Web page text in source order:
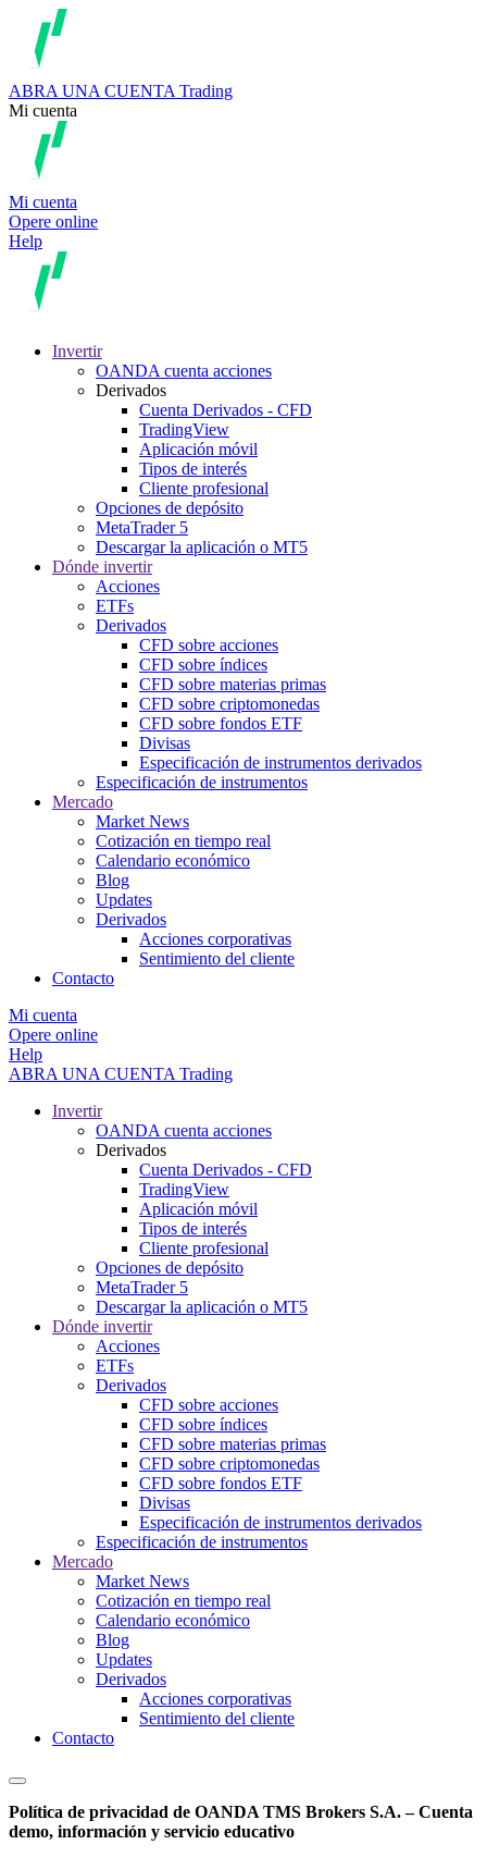
ABRA UNA CUENTA Trading
Mi cuenta
Mi cuenta
Opere online
Help
Invertir
OANDA cuenta acciones
Derivados
Cuenta Derivados - CFD
TradingView
Aplicación móvil
Tipos de interés
Cliente profesional
Opciones de depósito
MetaTrader 5
Descargar la aplicación o MT5
Dónde invertir
Acciones
ETFs
Derivados
CFD sobre acciones
CFD sobre índices
CFD sobre materias primas
CFD sobre criptomonedas
CFD sobre fondos ETF
Divisas
Especificación de instrumentos derivados
Especificación de instrumentos
Mercado
Market News
Cotización en tiempo real
Calendario económico
Blog
Updates
Derivados
Acciones corporativas
Sentimiento del cliente
Contacto
Mi cuenta
Opere online
Help
ABRA UNA CUENTA Trading
Invertir
OANDA cuenta acciones
Derivados
Cuenta Derivados - CFD
TradingView
Aplicación móvil
Tipos de interés
Cliente profesional
Opciones de depósito
MetaTrader 5
Descargar la aplicación o MT5
Dónde invertir
Acciones
ETFs
Derivados
CFD sobre acciones
CFD sobre índices
CFD sobre materias primas
CFD sobre criptomonedas
CFD sobre fondos ETF
Divisas
Especificación de instrumentos derivados
Especificación de instrumentos
Mercado
Market News
Cotización en tiempo real
Calendario económico
Blog
Updates
Derivados
Acciones corporativas
Sentimiento del cliente
Contacto
Política de privacidad de OANDA TMS Brokers S.A. – Cuenta
demo, información y servicio educativo